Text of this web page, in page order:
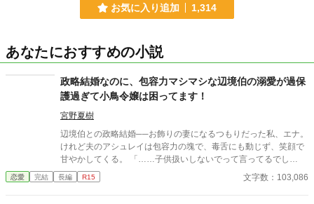
お気に入り追加 1,314
あなたにおすすめの小説
政略結婚なのに、包容力マシマシな辺境伯の溺愛が過保
護過ぎて小鳥令嬢は困ってます！
宮野夏樹
辺境伯との政略結婚──お飾りの妻になるつもりだった私、エナ。
けれど夫のアシュレイは包容力の塊で、毒舌にも動じず、笑顔で
甘やかしてくる。 「……子供扱いしないでって言ってるでし
ょ！」 「じゃあ、大人の扱いをしてもいいかな？」 そう言って大
人な口付けをしてくるの、ずるいと思う！ 最初は反発ばかりして
恋愛 完結 長編 R15 文字数：103,086